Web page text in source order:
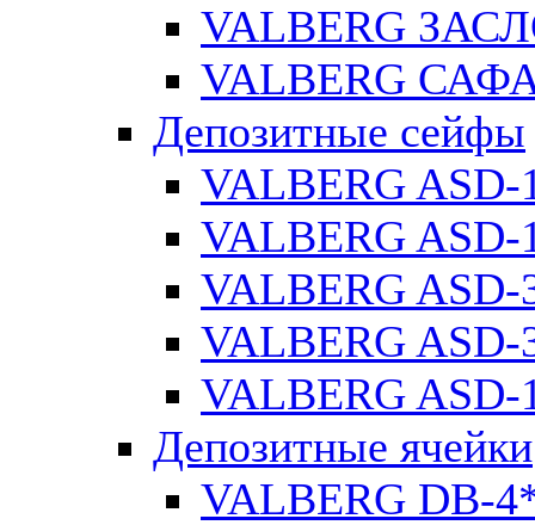
VALBERG
VALBERG
Депозитные сейфы
VALBERG ASD-
VALBERG ASD-
VALBERG ASD-
VALBERG ASD-
VALBERG ASD-
Депозитные ячейки
VALBERG DB-